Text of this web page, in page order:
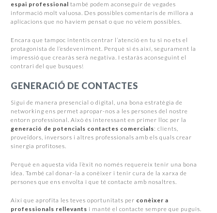
espai professional també podem aconseguir de vegades
informació molt valuosa. Des possibles comentaris de millora a
aplicacions que no havíem pensat o que no vèiem possibles.
Encara que tampoc intentis centrar l’atenció en tu si no ets el
protagonista de l’esdeveniment. Perquè si és així, segurament la
impressió que crearàs serà negativa. I estaràs aconseguint el
contrari del que busques!
GENERACIÓ DE CONTACTES
Sigui de manera presencial o digital, una bona estratègia de
networking ens permet apropar-nos a les persones del nostre
entorn professional. Això és interessant en primer lloc per la
generació de potencials contactes comercials: clients,
proveïdors, inversors i altres professionals amb els quals crear
sinergia profitoses.
Perquè en aquesta vida l’èxit no només requereix tenir una bona
idea. També cal donar-la a conèixer i tenir cura de la xarxa de
persones que ens envolta i que té contacte amb nosaltres.
Així que aprofita les teves oportunitats per conèixer a
professionals rellevants i manté el contacte sempre que puguis.